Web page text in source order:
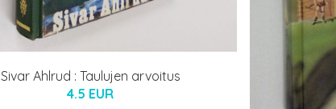
Sivar Ahlrud : Taulujen arvoitus
4.5 EUR